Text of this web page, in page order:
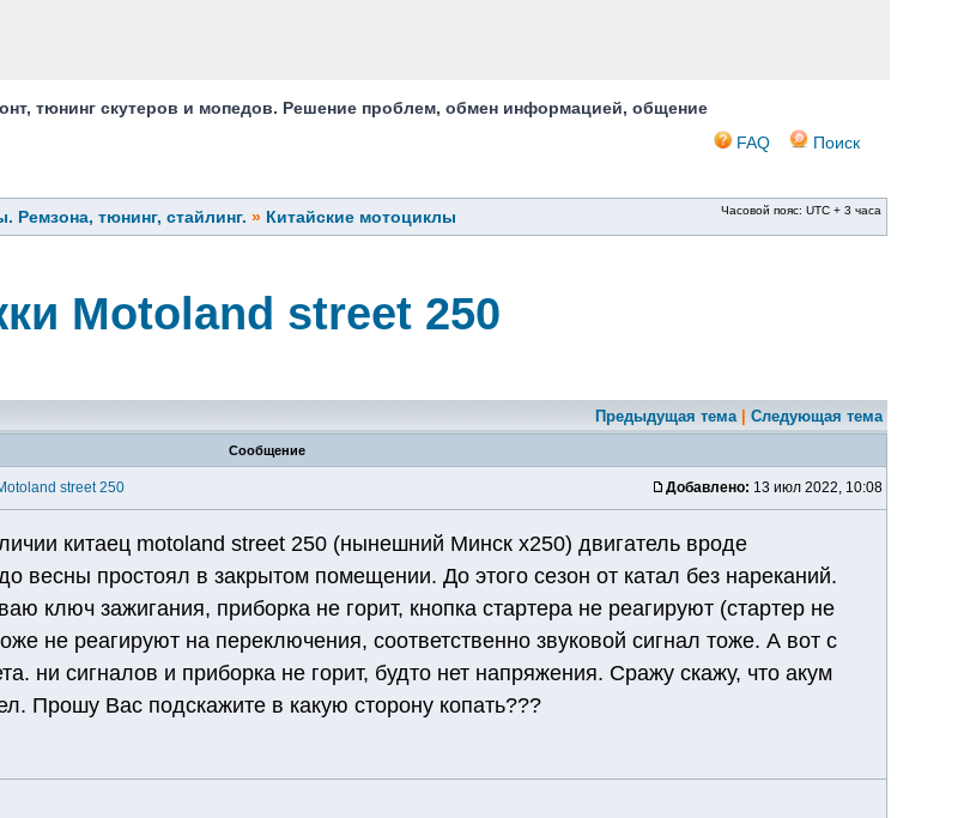
тюнинг скутеров и мопедов. Решение проблем, обмен информацией, общение
FAQ Поиск
тюнинг, стайлинг. » Китайские мотоциклы Часовой пояс: UTC + 3 часа
Motoland street 250
Предыдущая тема| Следующая тема
Сообщение
street 250 Добавлено: 13 июл 2022, 10:08
китаец motoland street 250 (нынешний Минск х250) двигатель вроде
весны простоял в закрытом помещении. До этого сезон от катал без нареканий.
ключ зажигания, приборка не горит, кнопка стартера не реагируют (стартер не
не реагируют на переключения, соответственно звуковой сигнал тоже. А вот с
ни сигналов и приборка не горит, будто нет напряжения. Сражу скажу, что акум
Прошу Вас подскажите в какую сторону копать???